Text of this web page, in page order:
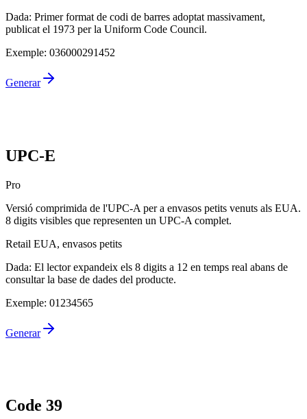
Dada: Primer format de codi de barres adoptat massivament,
publicat el 1973 per la Uniform Code Council.
Exemple: 036000291452
Generar
UPC-E
Pro
Versió comprimida de l'UPC-A per a envasos petits venuts als EUA.
8 digits visibles que representen un UPC-A complet.
Retail EUA, envasos petits
Dada: El lector expandeix els 8 digits a 12 en temps real abans de
consultar la base de dades del producte.
Exemple: 01234565
Generar
Code 39